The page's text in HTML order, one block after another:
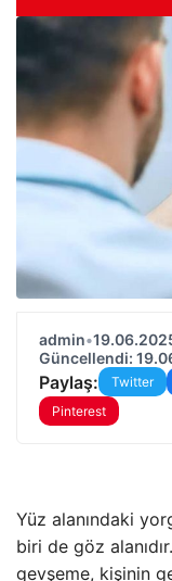
admin•
Güncellendi:
Paylaş: Twitter
Pinterest
Yüz alanındaki
biri de göz
gevşeme, kişinin